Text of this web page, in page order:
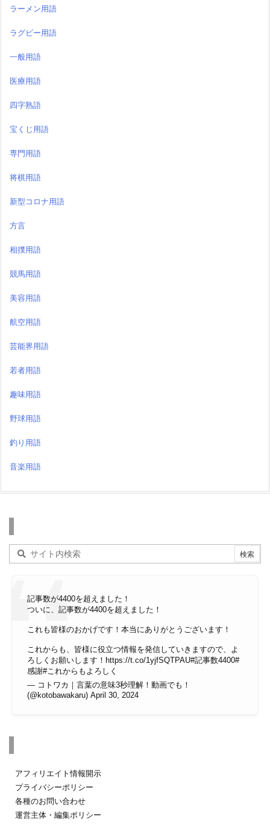
ラーメン用語
ラグビー用語
一般用語
医療用語
四字熟語
宝くじ用語
専門用語
将棋用語
新型コロナ用語
方言
相撲用語
競馬用語
美容用語
航空用語
芸能界用語
若者用語
趣味用語
野球用語
釣り用語
音楽用語
記事数が4400を超えました！
ついに、記事数が4400を超えました！
これも皆様のおかげです！本当にありがとうございます！
これからも、皆様に役立つ情報を発信していきますので、よ
ろしくお願いします！ https://t.co/1yjfSQTPAU#記事数4400#
感謝#これからもよろしく
— コトワカ｜言葉の意味3秒理解！動画でも！
(@kotobawakaru) April 30, 2024
アフィリエイト情報開示
プライバシーポリシー
各種のお問い合わせ
運営主体・編集ポリシー